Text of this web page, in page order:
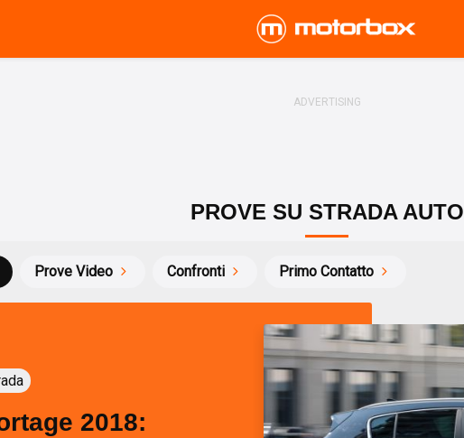
PROVE SU STRADA AUTO
Prove Video Confronti Primo Contatto
2018: